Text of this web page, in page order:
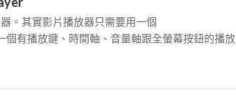
。其實影片播放器只需要用一個
有播放鍵、時間軸、音量軸跟全螢幕按鈕的播放